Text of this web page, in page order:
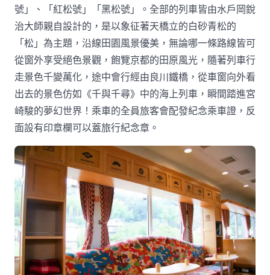
號」、「紅松號」「黑松號」。全部的列車皆由水戶岡銳
治大師親自設計的，是以象征著天橋立的白砂青松的
「松」為主題，沿線田園風景優美，無論哪一條路線皆可
從窗外享受絕色景觀，飽覽京都的田原風光，隨著列車行
走景色千變萬化，途中會行經由良川鐵橋，從車窗向外看
出去的景色仿如《千與千尋》中的海上列車，瞬間踏進宮
崎駿的夢幻世界！乘車的全員旅客會配發紀念乘車證，反
面設有印章欄可以蓋旅行紀念章。